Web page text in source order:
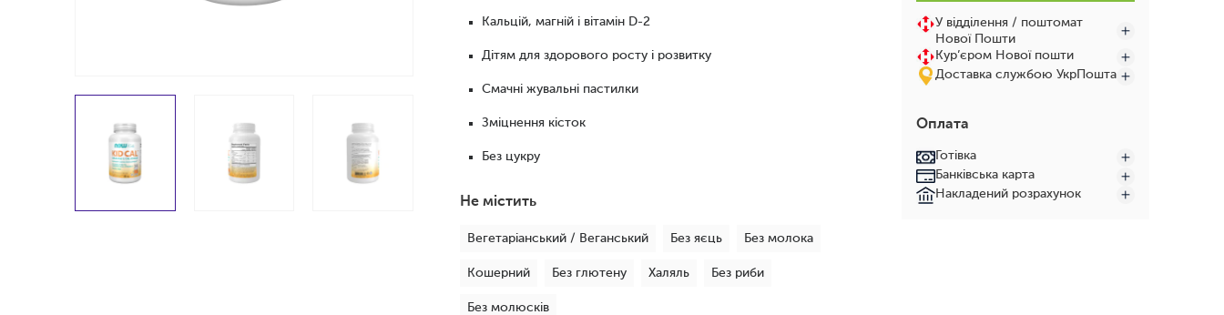
Кальцій, магній і вітамін D-2
Дітям для здорового росту і розвитку
Смачні жувальні пастилки
Зміцнення кісток
Без цукру
Не містить
Вегетаріанський / Веганський Без яєць Без молока
Кошерний Без глютену Халяль Без риби
Без молюсків
У відділення / поштомат
Нової Пошти
Кур’єром Нової пошти
Доставка службою УкрПошта
Оплата
Готівка
Банківська карта
Накладений розрахунок